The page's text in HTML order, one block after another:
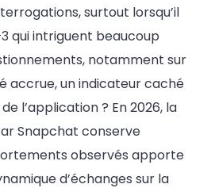
surtout lorsqu’il
qui intriguent beaucoup
notamment sur
accrue, un indicateur caché
l’application ? En 2026, la
Snapchat conserve
observés apporte
d’échanges sur la